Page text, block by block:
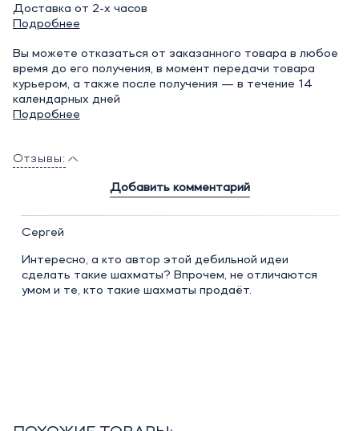
Доставка от 2-х часов
Подробнее
Вы можете отказаться от заказанного товара в любое
время до его получения, в момент передачи товара
курьером, а также после получения — в течение 14
календарных дней
Подробнее
Отзывы:
Добавить комментарий
Сергей
Интересно, а кто автор этой дебильной идеи
сделать такие шахматы? Впрочем, не отличаются
умом и те, кто такие шахматы продаёт.